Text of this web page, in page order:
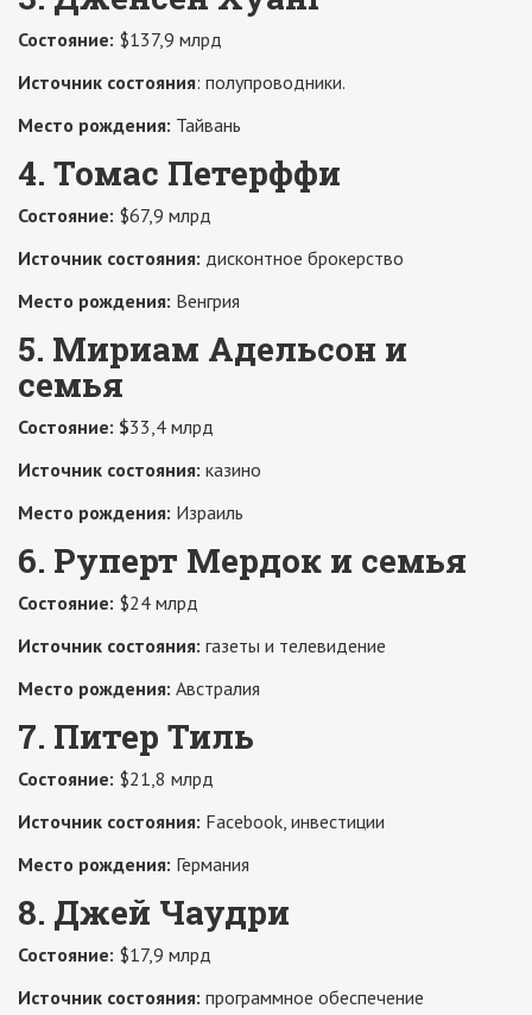
Состояние: $137,9 млрд
Источник состояния: полупроводники.
Место рождения: Тайвань
4. Томас Петерффи
Состояние: $67,9 млрд
Источник состояния: дисконтное брокерство
Место рождения: Венгрия
5. Мириам Адельсон и
семья
Состояние: $33,4 млрд
Источник состояния: казино
Место рождения: Израиль
6. Руперт Мердок и семья
Состояние: $24 млрд
Источник состояния: газеты и телевидение
Место рождения: Австралия
7. Питер Тиль
Состояние: $21,8 млрд
Источник состояния: Facebook, инвестиции
Место рождения: Германия
8. Джей Чаудри
Состояние: $17,9 млрд
Источник состояния: программное обеспечение